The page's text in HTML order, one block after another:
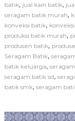
batik, jual kain batik,
seragam batik murah,
konveksi batik,
produksi batik murah,
produsen batik,
Seragam Batik,
batik keluarga,
seragam batik sd,
batik smk, seragam